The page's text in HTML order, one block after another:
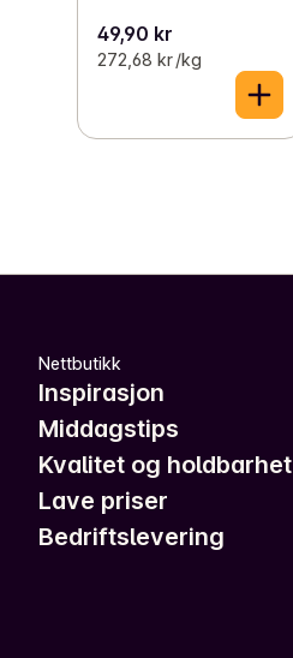
49,90 kr
272,68 kr /kg
Nettbutikk
Inspirasjon
Middagstips
Kvalitet og holdbarhet
Lave priser
Bedriftslevering